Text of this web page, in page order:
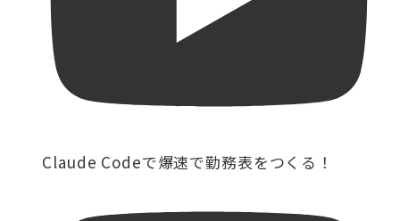
Claude Codeで爆速で勤務表をつくる！